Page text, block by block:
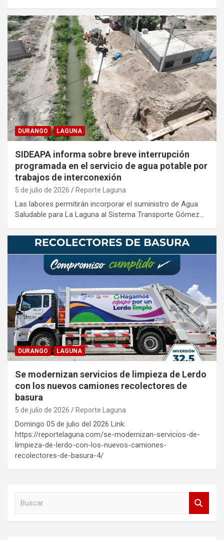
DURANGO LAGUNA
SIDEAPA informa sobre breve interrupción
programada en el servicio de agua potable por
trabajos de interconexión
5 de julio de 2026 Reporte Laguna
Las labores permitirán incorporar el suministro de Agua
Saludable para La Laguna al Sistema Transporte Gómez…
DURANGO LAGUNA
Se modernizan servicios de limpieza de Lerdo
con los nuevos camiones recolectores de
basura
5 de julio de 2026 Reporte Laguna
Domingo 05 de julio del 2026 Link:
https://reportelaguna.com/se-modernizan-servicios-de-
limpieza-de-lerdo-con-los-nuevos-camiones-
recolectores-de-basura-4/